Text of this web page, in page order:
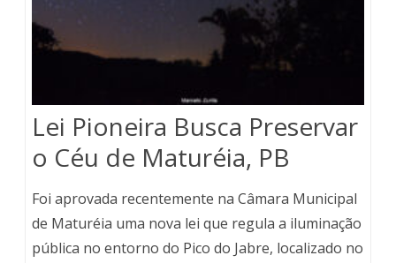
Lei Pioneira Busca Preservar
o Céu de Maturéia, PB
Foi aprovada recentemente na Câmara Municipal
de Maturéia uma nova lei que regula a iluminação
pública no entorno do Pico do Jabre, localizado no